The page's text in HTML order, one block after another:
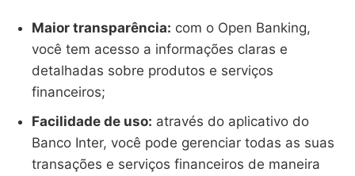
Maior transparência: com o Open Banking,
você tem acesso a informações claras e
detalhadas sobre produtos e serviços
financeiros;
Facilidade de uso: através do aplicativo do
Banco Inter, você pode gerenciar todas as suas
transações e serviços financeiros de maneira